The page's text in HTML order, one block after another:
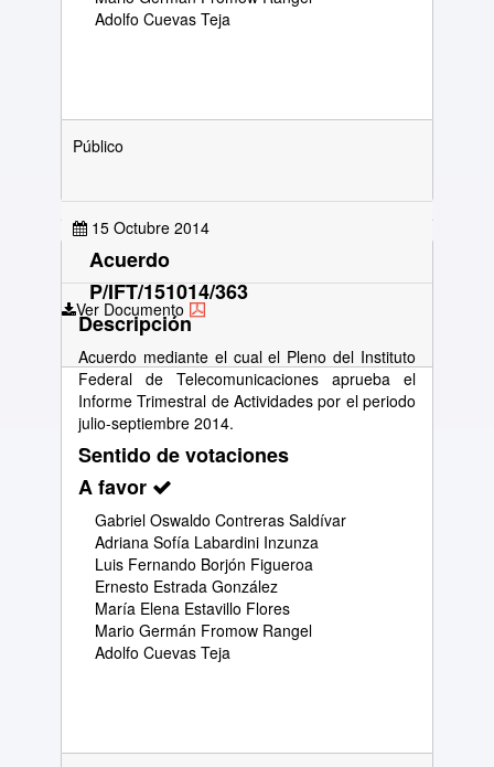
Adolfo Cuevas Teja
Público
15 Octubre 2014
Ver Documento
Acuerdo
P/IFT/151014/363
Descripción
Acuerdo mediante el cual el Pleno del Instituto
Federal de Telecomunicaciones aprueba el
Informe Trimestral de Actividades por el periodo
julio-septiembre 2014.
Sentido de votaciones
A favor
Gabriel Oswaldo Contreras Saldívar
Adriana Sofía Labardini Inzunza
Luis Fernando Borjón Figueroa
Ernesto Estrada González
María Elena Estavillo Flores
Mario Germán Fromow Rangel
Adolfo Cuevas Teja